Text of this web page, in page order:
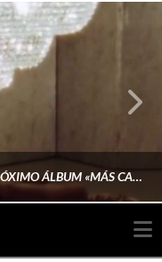
BAD GYAL ANUNCIA LA FECHA DE SU PRÓXIMO ÁLBUM «MÁS CARA»